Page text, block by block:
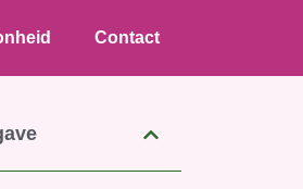
Contact